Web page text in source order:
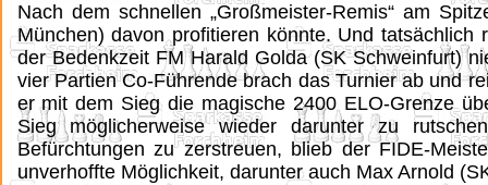
Nach dem schnellen „Großmeister-Remis“ am
München) davon profitieren könnte. Und
der Bedenkzeit FM Harald Golda (SK Schweinfurt)
vier Partien Co-Führende brach das Turnier ab und
er mit dem Sieg die magische 2400 ELO-Grenze
Sieg möglicherweise wieder darunter zu
Befürchtungen zu zerstreuen, blieb der FIDE-
unverhoffte Möglichkeit, darunter auch Max Arnold